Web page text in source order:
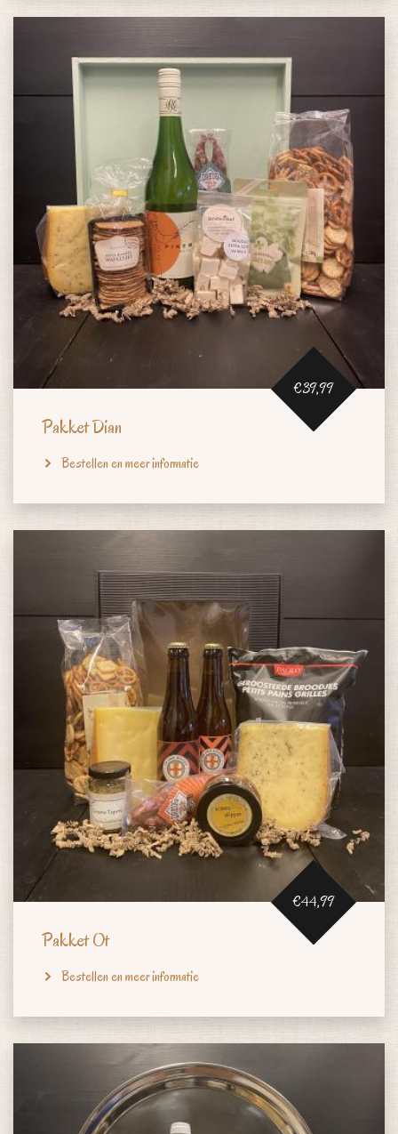
€39,99
Pakket Dian
Bestellen en meer informatie
€44,99
Pakket Ot
Bestellen en meer informatie